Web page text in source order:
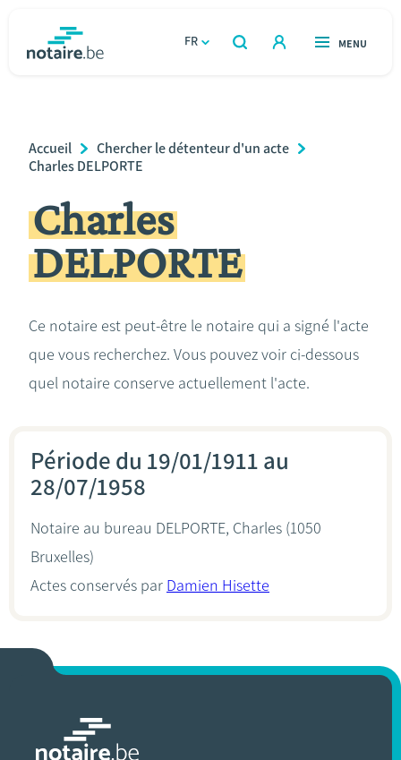
FR
OUVERT
RECHERCHER
OUVERT
MENU
Relations et vivre ensemble
Héritage et donations
Entreprendre
Calculateurs
Breadcrumb
Accueil
Chercher le détenteur d'un acte
Charles DELPORTE
Charles
DELPORTE
Ce notaire est peut-être le notaire qui a signé l'acte
que vous recherchez. Vous pouvez voir ci-dessous
quel notaire conserve actuellement l'acte.
Période du 19/01/1911 au
28/07/1958
Notaire au bureau DELPORTE, Charles (1050
Bruxelles)
Actes conservés par Damien Hisette